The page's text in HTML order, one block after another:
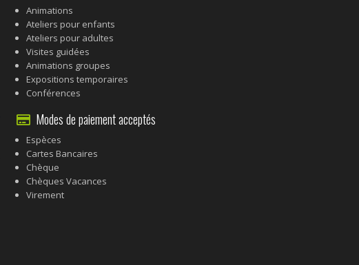
Animations
Ateliers pour enfants
Ateliers pour adultes
Visites guidées
Animations groupes
Expositions temporaires
Conférences
Modes de paiement acceptés
Espèces
Cartes Bancaires
Chèque
Chèques Vacances
Virement